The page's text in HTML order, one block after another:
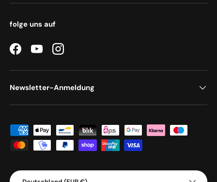
folge uns auf
FacebookYouTubeInstagram
Newsletter-Anmeldung
Zahlungsmethoden
Land/Region